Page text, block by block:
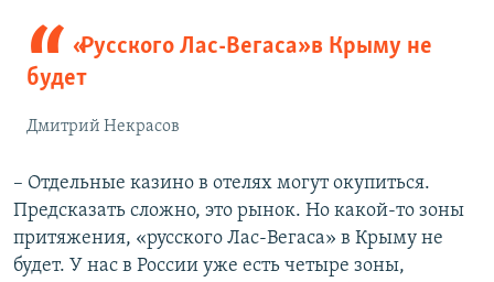
«Русского Лас-Вегаса» в Крыму не
будет
Дмитрий Некрасов
– Отдельные казино в отелях могут окупиться.
Предсказать сложно, это рынок. Но какой-то зоны
притяжения, «русского Лас-Вегаса» в Крыму не
будет. У нас в России уже есть четыре зоны,